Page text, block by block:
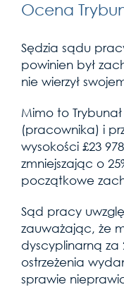
Ocena
Sędzia sądu
powinien był
nie wierzył
Mimo to
(pracownika) i
wysokości £23
zmniejszając o
początkowe
Sąd pracy
zauważając, że
dyscyplinarną za
ostrzeżenia
sprawie